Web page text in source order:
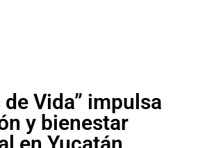
de Vida” impulsa
y bienestar